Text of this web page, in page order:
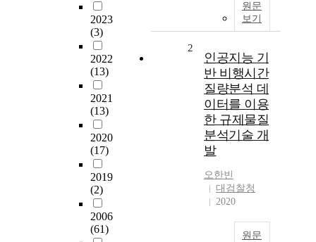
2023
(3)
2022
(13)
2021
(13)
2020
(17)
2019
(2)
2006
(61)
원문
보기
2
인공지능 기
반 비행시간
질량분석 데
이터를 이용
한 규제물질
분석기술 개
발
오한빈
대검찰청
2020
원문